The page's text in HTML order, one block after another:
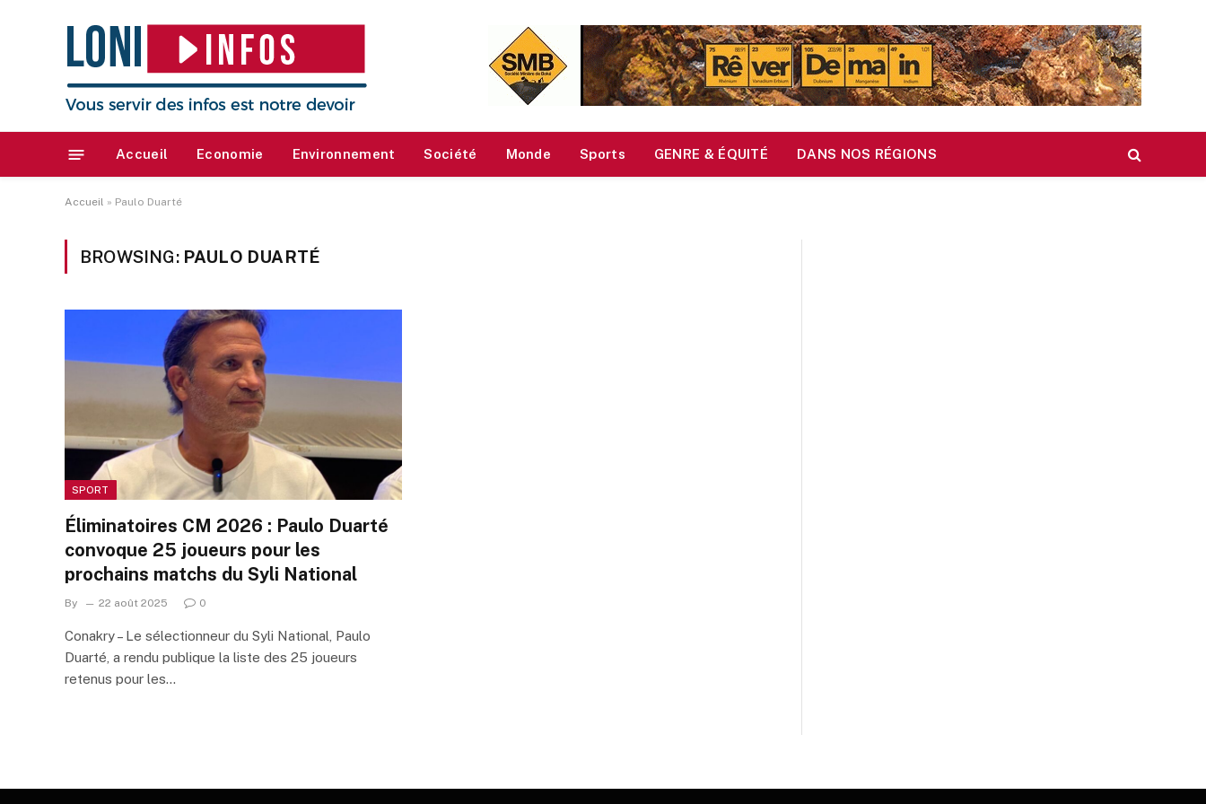
Accueil Economie Environnement Société Monde Sports GENRE & ÉQUITÉ DANS NOS RÉGIONS
Accueil » Paulo Duarté
BROWSING: PAULO DUARTÉ
SPORT
Éliminatoires CM 2026 : Paulo Duarté
convoque 25 joueurs pour les
prochains matchs du Syli National
By 22 août 2025 0
Conakry – Le sélectionneur du Syli National, Paulo
Duarté, a rendu publique la liste des 25 joueurs
retenus pour les…